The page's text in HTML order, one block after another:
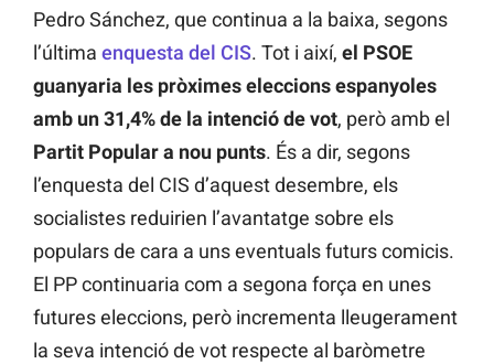
Pedro Sánchez, que continua a la baixa, segons
l’última enquesta del CIS. Tot i així, el PSOE
guanyaria les pròximes eleccions espanyoles
amb un 31,4% de la intenció de vot, però amb el
Partit Popular a nou punts. És a dir, segons
l’enquesta del CIS d’aquest desembre, els
socialistes reduirien l’avantatge sobre els
populars de cara a uns eventuals futurs comicis.
El PP continuaria com a segona força en unes
futures eleccions, però incrementa lleugerament
la seva intenció de vot respecte al baròmetre